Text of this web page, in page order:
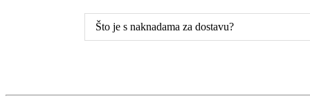
Što je s naknadama za dostavu?